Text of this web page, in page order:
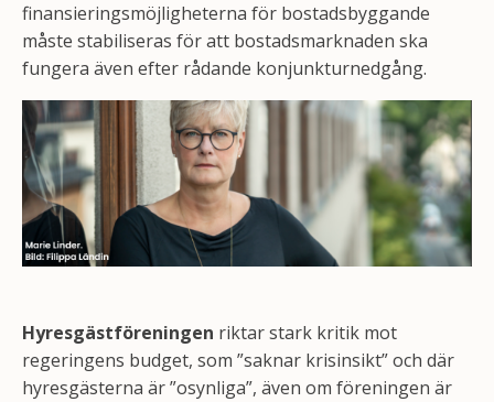
finansieringsmöjligheterna för bostadsbyggande
måste stabiliseras för att bostadsmarknaden ska
fungera även efter rådande konjunkturnedgång.
Hyresgästföreningen riktar stark kritik mot
regeringens budget, som ”saknar krisinsikt” och där
hyresgästerna är ”osynliga”, även om föreningen är